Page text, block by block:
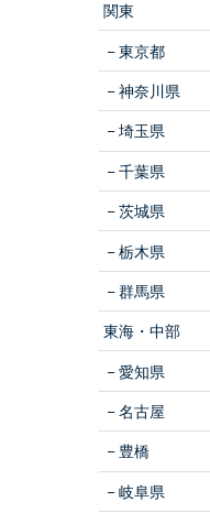
関東
東京都
神奈川県
埼玉県
千葉県
茨城県
栃木県
群馬県
東海・中部
愛知県
名古屋
豊橋
岐阜県